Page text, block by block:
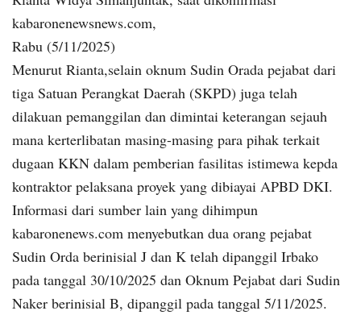
kabaronenewsnews.com,
Rabu (5/11/2025)
Menurut Rianta,selain oknum Sudin Orada pejabat dari
tiga Satuan Perangkat Daerah (SKPD) juga telah
dilakuan pemanggilan dan dimintai keterangan sejauh
mana kerterlibatan masing-masing para pihak terkait
dugaan KKN dalam pemberian fasilitas istimewa kepda
kontraktor pelaksana proyek yang dibiayai APBD DKI.
Informasi dari sumber lain yang dihimpun
kabaronenews.com menyebutkan dua orang pejabat
Sudin Orda berinisial J dan K telah dipanggil Irbako
pada tanggal 30/10/2025 dan Oknum Pejabat dari Sudin
Naker berinisial B, dipanggil pada tanggal 5/11/2025.